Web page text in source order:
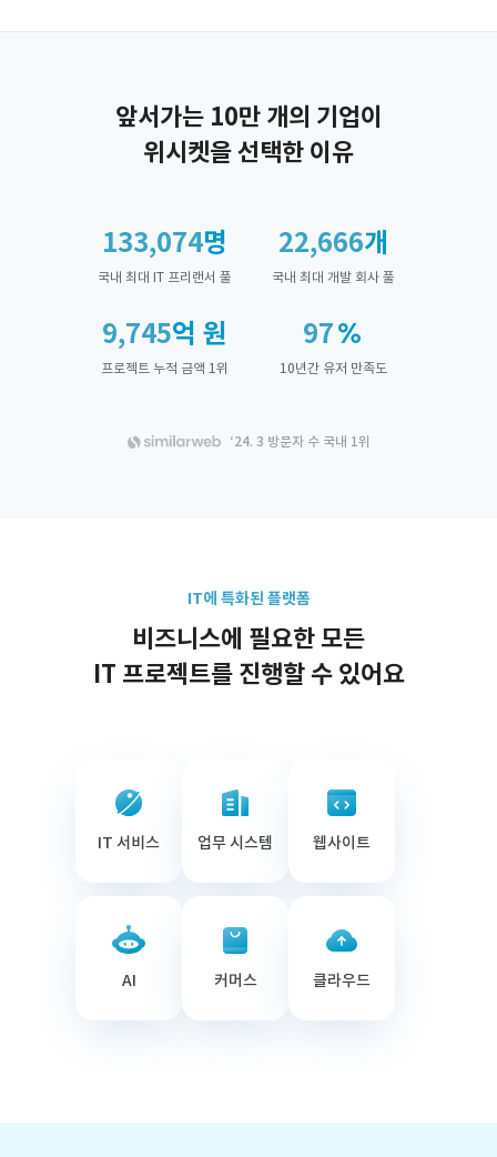
앞서가는 10만 개의 기업이
위시켓을 선택한 이유
133,074명
국내 최대 IT 프리랜서 풀
22,666개
국내 최대 개발 회사 풀
9,745억 원
프로젝트 누적 금액 1위
97
10년간 유저 만족도
‘24. 3 방문자 수 국내 1위
IT에 특화된 플랫폼
비즈니스에 필요한 모든
IT 프로젝트를 진행할 수 있어요
IT 서비스 업무 시스템 웹사이트
AI 커머스 클라우드